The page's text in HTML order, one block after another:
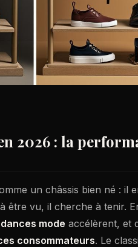
2026 : la
un châssis bien né : il
être vu, il cherche à tenir.
mode accélèrent, et
consommateurs. Le